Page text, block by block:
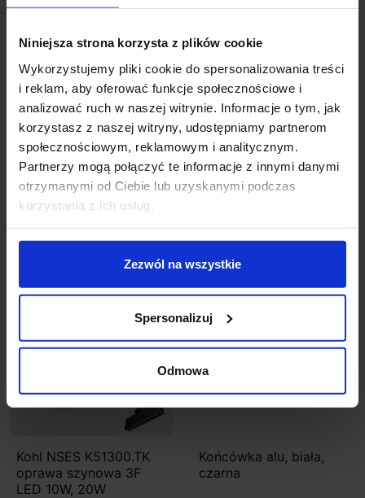
Niniejsza strona korzysta z plików cookie
Wykorzystujemy pliki cookie do spersonalizowania treści
i reklam, aby oferować funkcje społecznościowe i
analizować ruch w naszej witrynie. Informacje o tym, jak
korzystasz z naszej witryny, udostępniamy partnerom
społecznościowym, reklamowym i analitycznym.
Partnerzy mogą połączyć te informacje z innymi danymi
otrzymanymi od Ciebie lub uzyskanymi podczas
korzystania z ich usług.
Zezwól na wszystkie
Spersonalizuj
Odmowa
zasilanie 230V (poprzez adapter na szynę 3-
zintegrowane źródło światła LED w zestawie CRI>80
całościowa wycena systemu gotowego do montażu
po przesłaniu zapytania: biuro@salonled.pl
wersja ściemniania DALI wymaga zastosowania szyn
DALI
Szczegóły produktu
Promocja
Kohl NSES K51300.TK
oprawa szynowa 3F
LED 10W, 20W
Końcówka alu, biała,
czarna